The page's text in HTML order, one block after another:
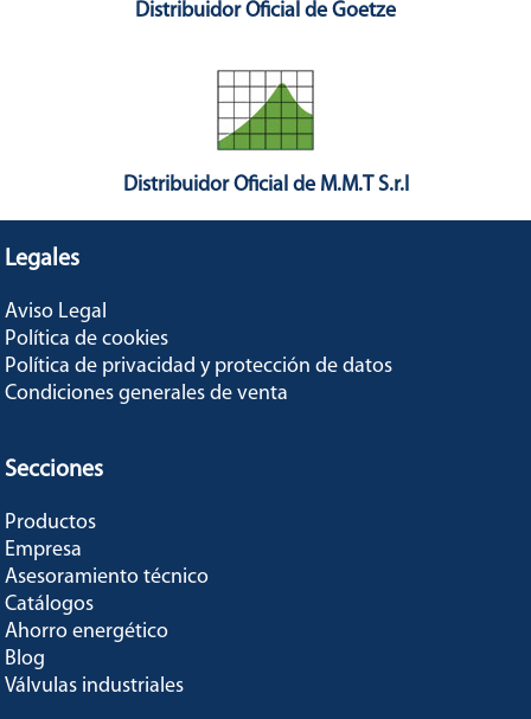
Distribuidor Oficial de Goetze
Distribuidor Oficial de M.M.T S.r.l
Legales
Aviso Legal
Política de cookies
Política de privacidad y protección de datos
Condiciones generales de venta
Secciones
Productos
Empresa
Asesoramiento técnico
Catálogos
Ahorro energético
Blog
Válvulas industriales